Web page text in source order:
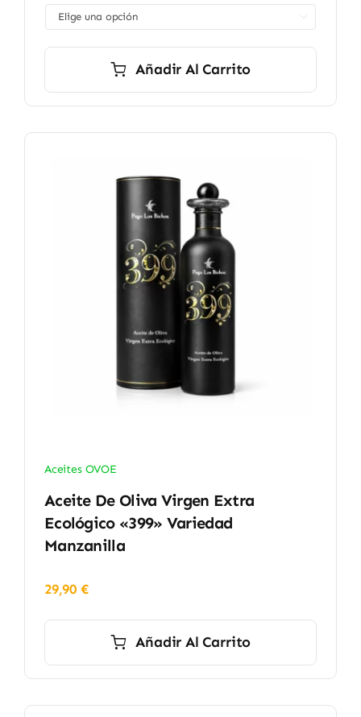
desde
Añadir Al Carrito
Aceites OVOE
Aceite De Oliva Virgen Extra
Ecológico «399» Variedad
Manzanilla
29,90 €
Añadir Al Carrito